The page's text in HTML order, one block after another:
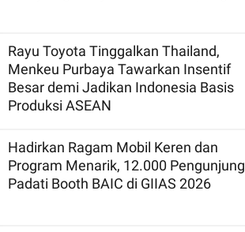
Rayu Toyota Tinggalkan Thailand,
Menkeu Purbaya Tawarkan Insentif
Besar demi Jadikan Indonesia Basis
Produksi ASEAN
Hadirkan Ragam Mobil Keren dan
Program Menarik, 12.000 Pengunjung
Padati Booth BAIC di GIIAS 2026